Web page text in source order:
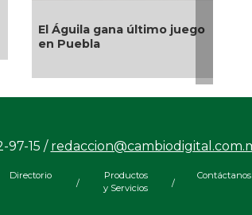
gana último juego
97-15 /
Directorio
/
Productos
y Servicios
/
Contáctanos